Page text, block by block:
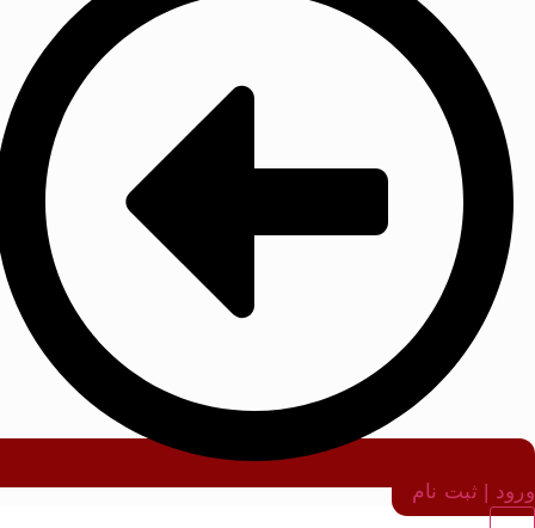
ورود | ثبت نام